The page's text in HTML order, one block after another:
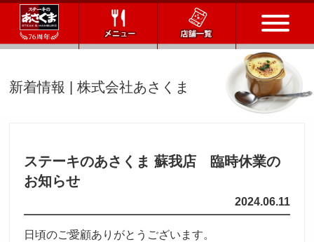
メニュー
会社情報
通販サイト
新着情報 | 株式会社あさくま
ステーキのあさくま 蘇我店 臨時休業の
お知らせ
2024.06.11
日頃のご愛顧ありがとうございます。